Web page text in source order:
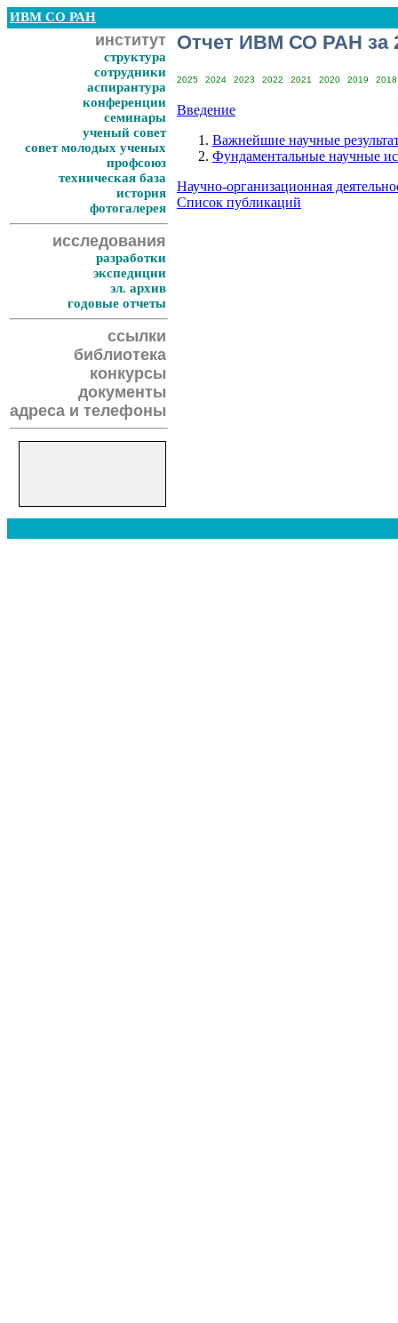
ИВМ СО РАН
институт
структура
сотрудники
аспирантура
конференции
семинары
ученый совет
совет молодых ученых
профсоюз
техническая база
история
фотогалерея
исследования
разработки
экспедиции
эл. архив
годовые отчеты
ссылки
библиотека
конкурсы
документы
адреса и телефоны
Отчет ИВМ СО РАН за
2025 2024 2023 2022 2021 2020 2019 2018
Введение
Важнейшие научные
Фундаментальные научные
Научно-организационная
Список публикаций